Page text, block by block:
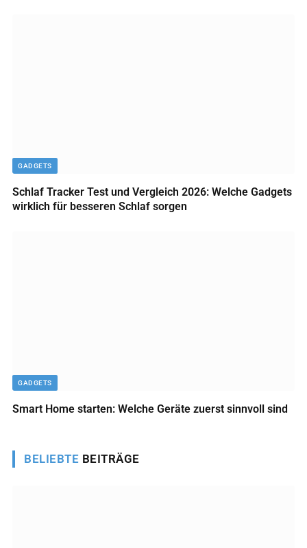
GADGETS
Schlaf Tracker Test und Vergleich 2026: Welche Gadgets
wirklich für besseren Schlaf sorgen
GADGETS
Smart Home starten: Welche Geräte zuerst sinnvoll sind
BELIEBTE BEITRÄGE